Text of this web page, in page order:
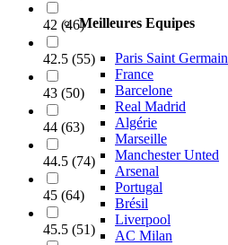
Meilleures Equipes
Paris Saint Germain
France
Barcelone
Real Madrid
Algérie
Marseille
Manchester Unted
Arsenal
Portugal
Brésil
Liverpool
AC Milan
42 (46)
42.5 (55)
43 (50)
44 (63)
44.5 (74)
45 (64)
45.5 (51)